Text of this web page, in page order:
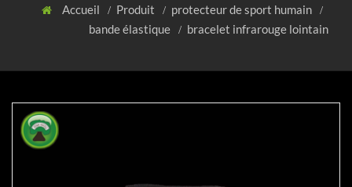
Accueil Produit
protecteur de sport humain
bande élastique
bracelet infrarouge lointain